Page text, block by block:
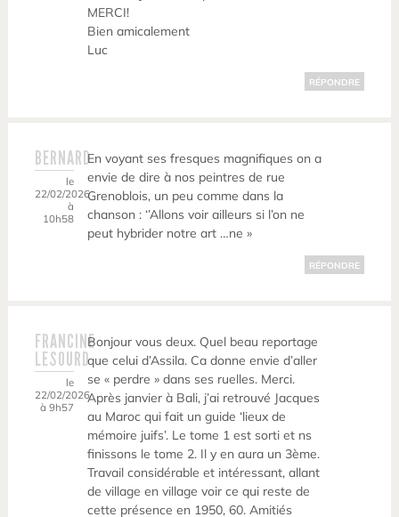
MERCI!
Bien amicalement
Luc
RÉPONDRE
BERNARD
le
22/02/2026
à
10h58
En voyant ses fresques magnifiques on a
envie de dire à nos peintres de rue
Grenoblois, un peu comme dans la
chanson : ‘’Allons voir ailleurs si l’on ne
peut hybrider notre art …ne »
RÉPONDRE
FRANCINE
LESOURD
le
22/02/2026
à 9h57
Bonjour vous deux. Quel beau reportage
que celui d’Assila. Ca donne envie d’aller
se « perdre » dans ses ruelles. Merci.
Après janvier à Bali, j’ai retrouvé Jacques
au Maroc qui fait un guide ‘lieux de
mémoire juifs’. Le tome 1 est sorti et ns
finissons le tome 2. Il y en aura un 3ème.
Travail considérable et intéressant, allant
de village en village voir ce qui reste de
cette présence en 1950, 60. Amitiés